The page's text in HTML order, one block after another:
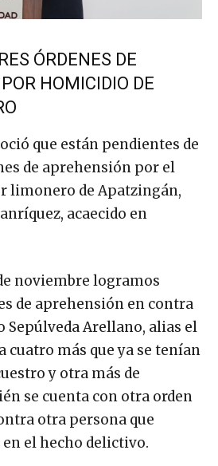
ÓRDENES DE
HOMICIDIO DE
que están pendientes de
de aprehensión por el
limonero de Apatzingán,
acaecido en
noviembre logramos
de aprehensión en contra
Sepúlveda Arellano, alias el
cuatro más que ya se tenían
y otra más de
se cuenta con otra orden
otra persona que
el hecho delictivo.